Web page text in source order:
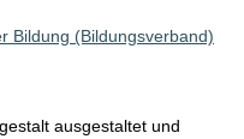
Bildung (Bildungsverband)
ausgestaltet und